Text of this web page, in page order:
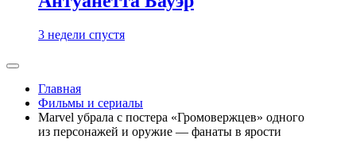
3 недели спустя
Главная
Фильмы и сериалы
Marvel убрала с постера «Громовержцев» одного
из персонажей и оружие — фанаты в ярости